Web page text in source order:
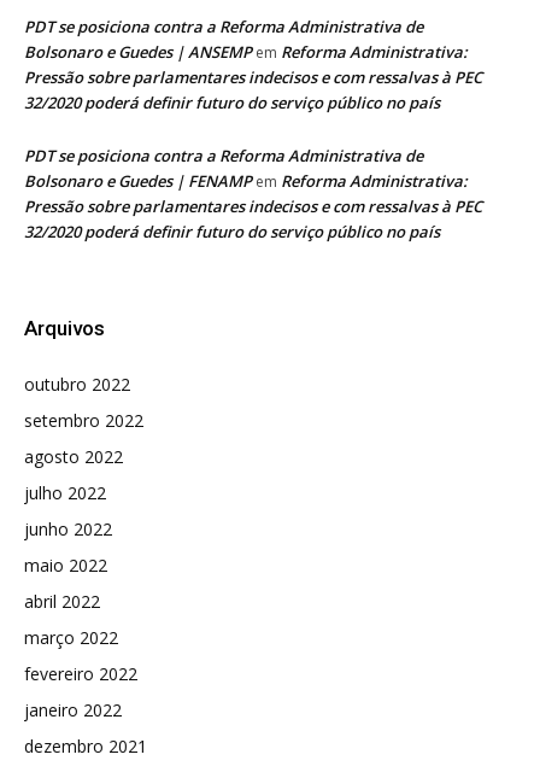
PDT se posiciona contra a Reforma Administrativa de
Bolsonaro e Guedes | ANSEMPem Reforma Administrativa:
Pressão sobre parlamentares indecisos e com ressalvas à PEC
32/2020 poderá definir futuro do serviço público no país
PDT se posiciona contra a Reforma Administrativa de
Bolsonaro e Guedes | FENAMPem Reforma Administrativa:
Pressão sobre parlamentares indecisos e com ressalvas à PEC
32/2020 poderá definir futuro do serviço público no país
Arquivos
outubro 2022
setembro 2022
agosto 2022
julho 2022
junho 2022
maio 2022
abril 2022
março 2022
fevereiro 2022
janeiro 2022
dezembro 2021